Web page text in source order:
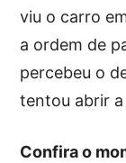
viu o carro
a ordem de
percebeu o
tentou abrir
Confira o